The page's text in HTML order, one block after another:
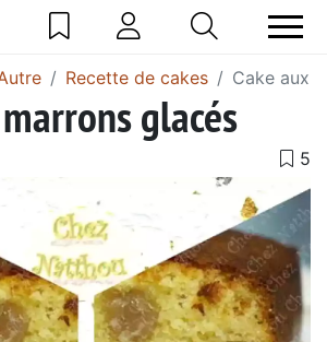
Recette de cakes Cake aux
glacés